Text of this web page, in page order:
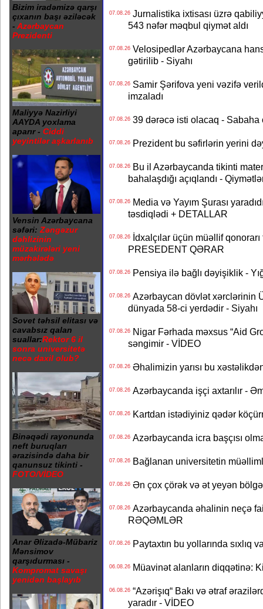
Bizim iradəmizə qarşı
çıxanın başı əziləcək
- Azərbaycan
Prezidenti
Maliyyə Nazirliyi
AAYDA yoxlama
aparır - Ciddi
yeyintilər aşkarlanıb
Vensin Azərbaycana
səfəri: Zəngəzur
dəhlizinin
müzakirələri yeni
mərhələdə
Sovet təhsil elitası və
cavabsız qalan
suallar:Rektor 6 il
sonra universitetə
necə daxil olub?
Binəqədi rayonunda
neft buruqları
ərazisində daha bir
qanunsuz tikinti -
FOTO/VİDEO
Anar Əlizadə-Mübariz
Mənsimov
qarşıdurması -
Kompromat savaşı
yenidən başlayıb
07.08.26Jurnalistika ixtisası üzrə
543 nəfər məqbul qiymət aldı
07.08.26Velosipedlər Azərbaycana
gətirilib - Siyahı
07.08.26Samir Şərifova yeni vəzifə
imzaladı
07.08.2639 dərəcə isti olacaq - Sabaha
07.08.26Prezident bu səfirlərin yerini
07.08.26Bu il Azərbaycanda tikinti
bahalaşdığı açıqlandı -
07.08.26Media və Yayım Şurası
təsdiqlədi + DETALLAR
07.08.26İdxalçılar üçün müəllif
PRESEDENT QƏRAR
07.08.26Pensiya ilə bağlı dəyişiklik -
07.08.26Azərbaycan dövlət xərclərinin
dünyada 58-ci yerdədir - Siyahı
07.08.26Nigar Fərhada məxsus “Aid
səngimir - VİDEO
07.08.26Əhalimizin yarısı bu
07.08.26Azərbaycanda işçi axtarılır -
07.08.26Kartdan istədiyiniz qədər
07.08.26Azərbaycanda icra başçısı
07.08.26Bağlanan universitetin
07.08.26Ən çox çörək və ət yeyən
07.08.26Azərbaycanda əhalinin neçə
RƏQƏMLƏR
07.08.26Paytaxtın bu yollarında sıxlıq
06.08.26Müavinət alanların diqqətinə:
06.08.26“Azərişıq“ Bakı və ətraf
yaradır - VİDEO